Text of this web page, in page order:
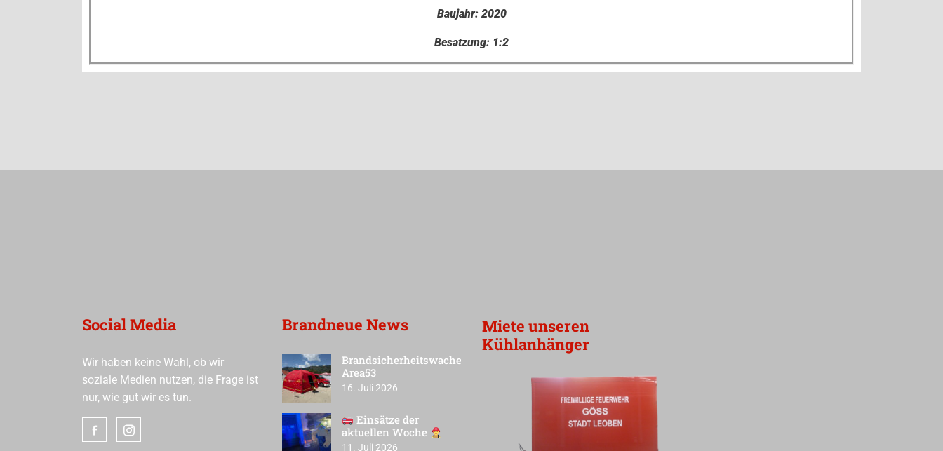
Baujahr: 2020
Besatzung: 1:2
Social Media
Wir haben keine Wahl, ob wir
soziale Medien nutzen, die Frage ist
nur, wie gut wir es tun.
Brandneue News
Brandsicherheitswache
Area53
16. Juli 2026
Einsätze der
aktuellen Woche
11. Juli 2026
Miete unseren
Kühlanhänger